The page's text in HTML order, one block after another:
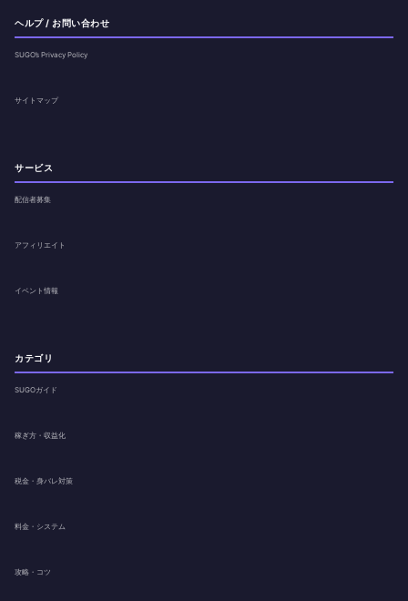
ヘルプ / お問い合わせ
SUGO’s Privacy Policy
サイトマップ
サービス
配信者募集
アフィリエイト
イベント情報
カテゴリ
SUGOガイド
稼ぎ方・収益化
税金・身バレ対策
料金・システム
攻略・コツ